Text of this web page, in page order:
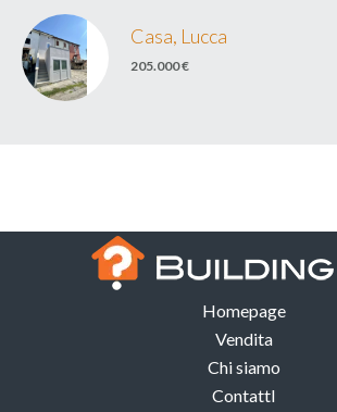
Casa, Lucca
205.000 €
Homepage
Vendita
Chi siamo
ContattI